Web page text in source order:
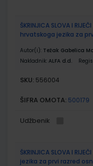
ŠKRINJICA SLOVA I
hrvatskoga jezika za
Autor(i): Težak Gabelica
Nakladnik: ALFA d.d.
SKU: 556004
ŠIFRA OMOTA: 500179
Udžbenik
ŠKRINJICA SLOVA I
jezika za prvi razred